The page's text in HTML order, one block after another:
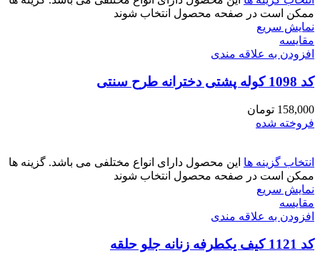
ممکن است در صفحه محصول انتخاب شوند
نمایش سریع
مقايسه
افزودن به علاقه مندی
کد 1098 کوله پشتی دخترانه طرح سنتی
158,000 تومان
فروخته شده
انتخاب گزینه ها این محصول دارای انواع مختلفی می باشد. گزینه ها
ممکن است در صفحه محصول انتخاب شوند
نمایش سریع
مقايسه
افزودن به علاقه مندی
کد 1121 کیف یکطرفه زنانه جلو حلقه